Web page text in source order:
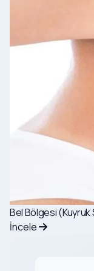
Bel Bölgesi (Kuyruk
İncele